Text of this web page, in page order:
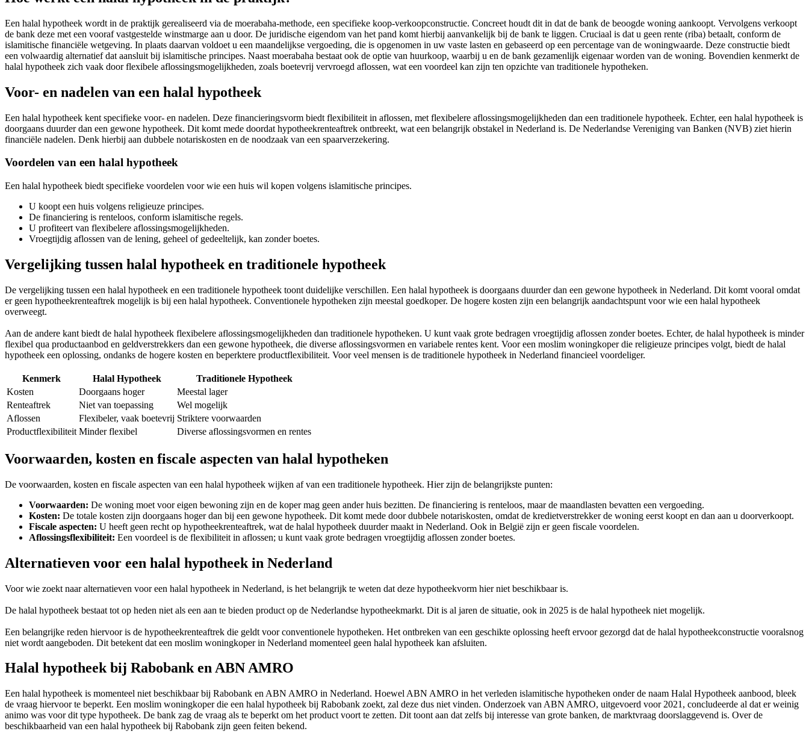
Een halal hypotheek wordt in de praktijk gerealiseerd via de moerabaha-methode, een specifieke koop-verkoopconstructie. Concreet houdt dit in dat de bank de beoogde woning aankoopt. Vervolgens verkoopt
de bank deze met een vooraf vastgestelde winstmarge aan u door. De juridische eigendom van het pand komt hierbij aanvankelijk bij de bank te liggen. Cruciaal is dat u geen rente (riba) betaalt, conform de
islamitische financiële wetgeving. In plaats daarvan voldoet u een maandelijkse vergoeding, die is opgenomen in uw vaste lasten en gebaseerd op een percentage van de woningwaarde. Deze constructie biedt
een volwaardig alternatief dat aansluit bij islamitische principes. Naast moerabaha bestaat ook de optie van huurkoop, waarbij u en de bank gezamenlijk eigenaar worden van de woning. Bovendien kenmerkt de
halal hypotheek zich vaak door flexibele aflossingsmogelijkheden, zoals boetevrij vervroegd aflossen, wat een voordeel kan zijn ten opzichte van traditionele hypotheken.
Voor- en nadelen van een halal hypotheek
Een halal hypotheek kent specifieke voor- en nadelen. Deze financieringsvorm biedt flexibiliteit in aflossen, met flexibelere aflossingsmogelijkheden dan een traditionele hypotheek. Echter, een halal hypotheek is
doorgaans duurder dan een gewone hypotheek. Dit komt mede doordat hypotheekrenteaftrek ontbreekt, wat een belangrijk obstakel in Nederland is. De Nederlandse Vereniging van Banken (NVB) ziet hierin
financiële nadelen. Denk hierbij aan dubbele notariskosten en de noodzaak van een spaarverzekering.
Voordelen van een halal hypotheek
Een halal hypotheek biedt specifieke voordelen voor wie een huis wil kopen volgens islamitische principes.
U koopt een huis volgens religieuze principes.
De financiering is renteloos, conform islamitische regels.
U profiteert van flexibelere aflossingsmogelijkheden.
Vroegtijdig aflossen van de lening, geheel of gedeeltelijk, kan zonder boetes.
Vergelijking tussen halal hypotheek en traditionele hypotheek
De vergelijking tussen een halal hypotheek en een traditionele hypotheek toont duidelijke verschillen. Een halal hypotheek is doorgaans duurder dan een gewone hypotheek in Nederland. Dit komt vooral omdat
er geen hypotheekrenteaftrek mogelijk is bij een halal hypotheek. Conventionele hypotheken zijn meestal goedkoper. De hogere kosten zijn een belangrijk aandachtspunt voor wie een halal hypotheek
overweegt.
Aan de andere kant biedt de halal hypotheek flexibelere aflossingsmogelijkheden dan traditionele hypotheken. U kunt vaak grote bedragen vroegtijdig aflossen zonder boetes. Echter, de halal hypotheek is minder
flexibel qua productaanbod en geldverstrekkers dan een gewone hypotheek, die diverse aflossingsvormen en variabele rentes kent. Voor een moslim woningkoper die religieuze principes volgt, biedt de halal
hypotheek een oplossing, ondanks de hogere kosten en beperktere productflexibiliteit. Voor veel mensen is de traditionele hypotheek in Nederland financieel voordeliger.
Kenmerk Halal Hypotheek
Traditionele Hypotheek
Kosten
Doorgaans hoger
Meestal lager
Renteaftrek
Niet van toepassing
Wel mogelijk
Aflossen
Flexibeler, vaak boetevrij Striktere voorwaarden
Productflexibiliteit Minder flexibel Diverse aflossingsvormen en rentes
Voorwaarden, kosten en fiscale aspecten van halal hypotheken
De voorwaarden, kosten en fiscale aspecten van een halal hypotheek wijken af van een traditionele hypotheek. Hier zijn de belangrijkste punten:
Voorwaarden: De woning moet voor eigen bewoning zijn en de koper mag geen ander huis bezitten. De financiering is renteloos, maar de maandlasten bevatten een vergoeding.
Kosten: De totale kosten zijn doorgaans hoger dan bij een gewone hypotheek. Dit komt mede door dubbele notariskosten, omdat de kredietverstrekker de woning eerst koopt en dan aan u doorverkoopt.
Fiscale aspecten: U heeft geen recht op hypotheekrenteaftrek, wat de halal hypotheek duurder maakt in Nederland. Ook in België zijn er geen fiscale voordelen.
Aflossingsflexibiliteit: Een voordeel is de flexibiliteit in aflossen; u kunt vaak grote bedragen vroegtijdig aflossen zonder boetes.
Alternatieven voor een halal hypotheek in Nederland
Voor wie zoekt naar alternatieven voor een halal hypotheek in Nederland, is het belangrijk te weten dat deze hypotheekvorm hier niet beschikbaar is.
De halal hypotheek bestaat tot op heden niet als een aan te bieden product op de Nederlandse hypotheekmarkt. Dit is al jaren de situatie, ook in 2025 is de halal hypotheek niet mogelijk.
Een belangrijke reden hiervoor is de hypotheekrenteaftrek die geldt voor conventionele hypotheken. Het ontbreken van een geschikte oplossing heeft ervoor gezorgd dat de halal hypotheekconstructie vooralsnog
niet wordt aangeboden. Dit betekent dat een moslim woningkoper in Nederland momenteel geen halal hypotheek kan afsluiten.
Halal hypotheek bij Rabobank en ABN AMRO
Een halal hypotheek is momenteel niet beschikbaar bij Rabobank en ABN AMRO in Nederland. Hoewel ABN AMRO in het verleden islamitische hypotheken onder de naam Halal Hypotheek aanbood, bleek
de vraag hiervoor te beperkt. Een moslim woningkoper die een halal hypotheek bij Rabobank zoekt, zal deze dus niet vinden. Onderzoek van ABN AMRO, uitgevoerd voor 2021, concludeerde al dat er weinig
animo was voor dit type hypotheek. De bank zag de vraag als te beperkt om het product voort te zetten. Dit toont aan dat zelfs bij interesse van grote banken, de marktvraag doorslaggevend is. Over de
beschikbaarheid van een halal hypotheek bij Rabobank zijn geen feiten bekend.